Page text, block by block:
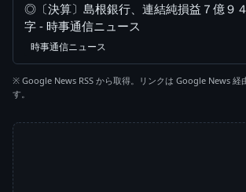
◎〔決算〕島根銀行、連結純損益７億９
字 - 時事通信ニュース
時事通信ニュース
※ Google News RSS から取得。リンクは Google News 経
す。